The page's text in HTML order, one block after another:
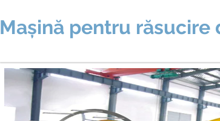
Mașină pentru răsucire